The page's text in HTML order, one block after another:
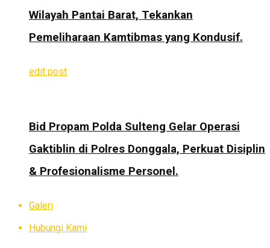
Wilayah Pantai Barat, Tekankan
Pemeliharaan Kamtibmas yang Kondusif.
edit post
Bid Propam Polda Sulteng Gelar Operasi
Gaktiblin di Polres Donggala, Perkuat Disiplin
& Profesionalisme Personel.
Galeri
Hubungi Kami